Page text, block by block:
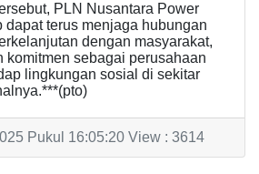
PLN Nusantara Power
dapat terus menjaga hubungan
dengan masyarakat,
komitmen sebagai perusahaan
lingkungan sosial di sekitar
Pukul 16:05:20 View : 3614